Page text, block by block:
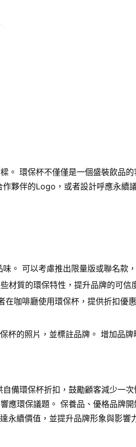
。 環保杯不僅僅是一個盛裝飲品
夥伴的Logo，或者設計呼應永續
。 可以考慮推出限量版或聯名款
材質的環保特性，提升品牌的可信
咖啡廳使用環保杯，提供折扣優
杯的照片，並標註品牌。 增加品
備環保杯折扣，鼓勵顧客減少一次
應環保議題。 保養品、優格品牌
永續價值，並提升品牌形象與影響